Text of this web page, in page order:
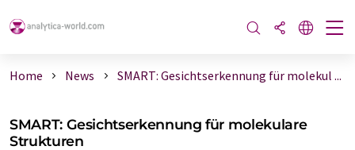
Home News SMART: Gesichtserkennung für molekul ...
SMART: Gesichtserkennung für molekulare
Strukturen